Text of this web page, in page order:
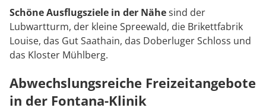
Schöne Ausflugsziele in der Nähesind der
Lubwartturm, der kleine Spreewald, die Brikettfabrik
Louise, das Gut Saathain, das Doberluger Schloss und
das Kloster Mühlberg.
Abwechslungsreiche Freizeitangebote
in der Fontana-Klinik